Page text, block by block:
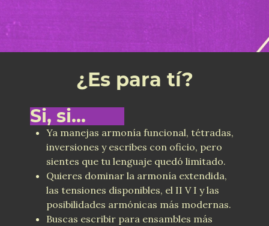
¿Es para tí?
Si, si...
Ya manejas armonía funcional, tétradas,
inversiones y escribes con oficio, pero
sientes que tu lenguaje quedó limitado.
Quieres dominar la armonía extendida,
las tensiones disponibles, el II V I y las
posibilidades armónicas más modernas.
Buscas escribir para ensambles más